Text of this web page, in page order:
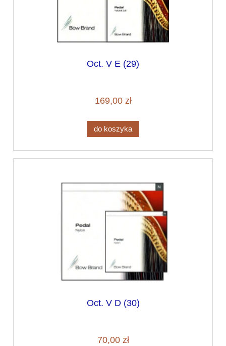
Oct. V E (29)
169,00 zł
do koszyka
Oct. V D (30)
70,00 zł